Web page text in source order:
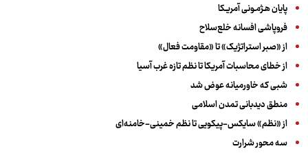
پایان هـژمـونی آمریـکا
فروپاشی افسانه خلع‌سلاح
از «صبر استراتژیک» تا «مقاومت فعال»
از خطای محاسبات آمریکا تا نظم تازه غرب آسیا
شبی که خاورمیانه عوض شد
منطق دیدبانی تمدن اسلامی
از «نظم» سایکس-پیکویی تا نظم خمینی-خامنه‌ای
سه‌ محور شرارت